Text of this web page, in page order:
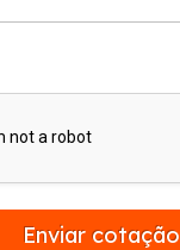
Enviar cotação